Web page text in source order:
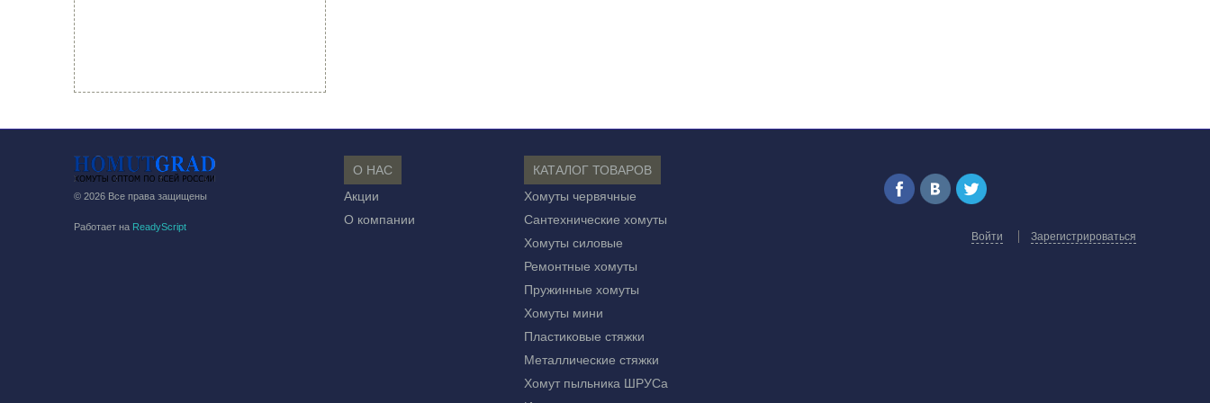
© 2026 Все права защищены
Работает на ReadyScript
О НАС
Акции
О компании
КАТАЛОГ ТОВАРОВ
Хомуты червячные
Сантехнические хомуты
Хомуты силовые
Ремонтные хомуты
Пружинные хомуты
Хомуты мини
Пластиковые стяжки
Металлические стяжки
Хомут пыльника ШРУСа
Войти Зарегистрироваться